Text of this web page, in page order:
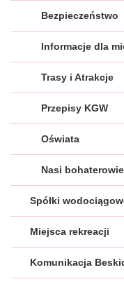
Bezpieczeństwo
Informacje dla
Trasy i Atrakcje
Przepisy KGW
Oświata
Nasi bohaterowie
Spółki
Miejsca rekreacji
Komunikacja